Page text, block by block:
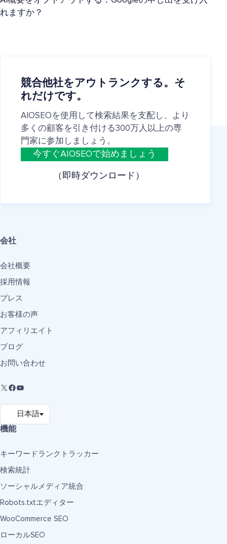
れますか？
競合他社をアウトランクする。そ
れだけです。
AIOSEOを使用して検索結果を支配し、より
多くの顧客を引き付ける300万人以上の専
門家に参加しましょう。
今すぐAIOSEOで始めましょう
（即時ダウンロード）
会社
会社概要
採用情報
プレス
お客様の声
アフィリエイト
ブログ
お問い合わせ
機能
キーワードランクトラッカー
検索統計
ソーシャルメディア統合
Robots.txtエディター
WooCommerce SEO
ローカルSEO